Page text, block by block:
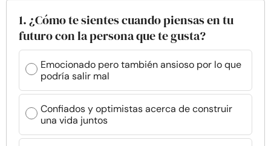
Ayuda
Cursos
Recursos
Comunidad
1. ¿Cómo te sientes cuando piensas en tu
futuro con la persona que te gusta?
Emocionado pero también ansioso por lo que
podría salir mal
Confiados y optimistas acerca de construir
una vida juntos